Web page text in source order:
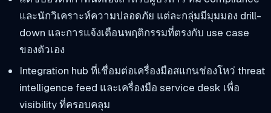
และนักวิเคราะห์ความปลอดภัย แต่ละกลุ่มมีมุมมอง drill-
down และการแจ้งเตือนพฤติกรรมที่ตรงกับ use case
ของตัวเอง
Integration hub ที่เชื่อมต่อเครื่องมือสแกนช่องโหว่ threat
intelligence feed และเครื่องมือ service desk เพื่อ
visibility ที่ครอบคลุม